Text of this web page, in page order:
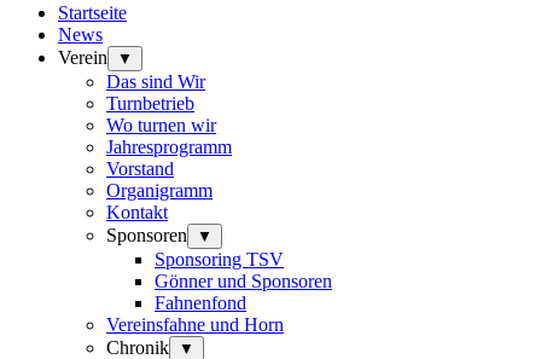
Startseite
News
Verein
▼
Das sind Wir
Turnbetrieb
Wo turnen wir
Jahresprogramm
Vorstand
Organigramm
Kontakt
Sponsoren
▼
Sponsoring TSV
Gönner und Sponsoren
Fahnenfond
Vereinsfahne und Horn
Chronik
▼